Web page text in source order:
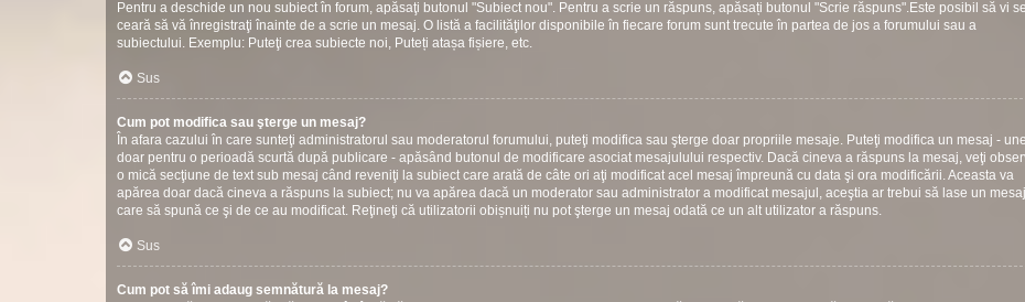
Pentru a deschide un nou subiect în forum, apăsaţi butonul "Subiect nou". Pentru a scrie un răspuns, apăsați butonul "Scrie răspuns".Este posibil să vi se
ceară să vă înregistraţi înainte de a scrie un mesaj. O listă a facilităţilor disponibile în fiecare forum sunt trecute în partea de jos a forumului sau a
subiectului. Exemplu: Puteţi crea subiecte noi, Puteți atașa fișiere, etc.
Sus
Cum pot modifica sau şterge un mesaj?
În afara cazului în care sunteţi administratorul sau moderatorul forumului, puteţi modifica sau şterge doar propriile mesaje. Puteţi modifica un mesaj -
doar pentru o perioadă scurtă după publicare - apăsând butonul de modificare asociat mesajulului respectiv. Dacă cineva a răspuns la mesaj, veţi
o mică secţiune de text sub mesaj când reveniţi la subiect care arată de câte ori aţi modificat acel mesaj împreună cu data şi ora modificării. Aceasta va
apărea doar dacă cineva a răspuns la subiect; nu va apărea dacă un moderator sau administrator a modificat mesajul, aceştia ar trebui să lase un
care să spună ce şi de ce au modificat. Reţineţi că utilizatorii obișnuiți nu pot şterge un mesaj odată ce un alt utilizator a răspuns.
Sus
Cum pot să îmi adaug semnătură la mesaj?